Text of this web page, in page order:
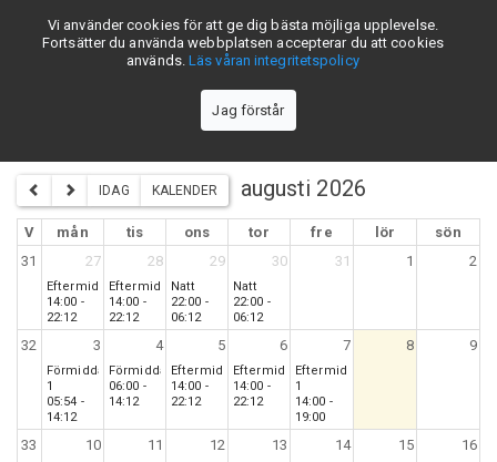
skiftschema.se
Orica Gyttorp Exel 3-skift - Lag-1
IDAG KALENDER augusti 2026
V mån tis ons tor fre lör
sön
31
27 28 29 30 31 1 2
Eftermiddag
14:00 -
22:12
Eftermiddag
14:00 -
22:12
Natt
22:00 -
06:12
Natt
22:00 -
06:12
32 3 4 5 6 7 8 9
Förmiddag
1
05:54 -
14:12
Förmiddag
06:00 -
14:12
Eftermiddag
14:00 -
22:12
Eftermiddag
14:00 -
22:12
Eftermiddag
1
14:00 -
19:00
33 10 11 12 13 14 15 16
Vi använder cookies för att ge dig bästa möjliga upplevelse.
Fortsätter du använda webbplatsen accepterar du att cookies
används.Läs våran integritetspolicy
Jag förstår